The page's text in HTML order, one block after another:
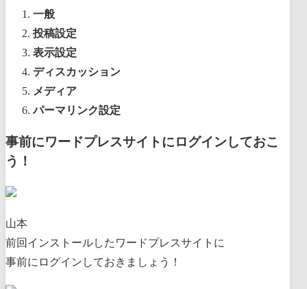
一般
投稿設定
表示設定
ディスカッション
メディア
パーマリンク設定
事前にワードプレスサイトにログインしておこ
う！
山本
前回インストールしたワードプレスサイトに
事前にログインしておきましょう！